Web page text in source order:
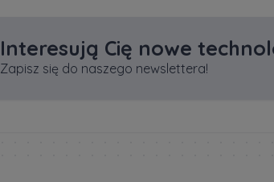
Interesują Cię nowe
Zapisz się do naszego newslettera!